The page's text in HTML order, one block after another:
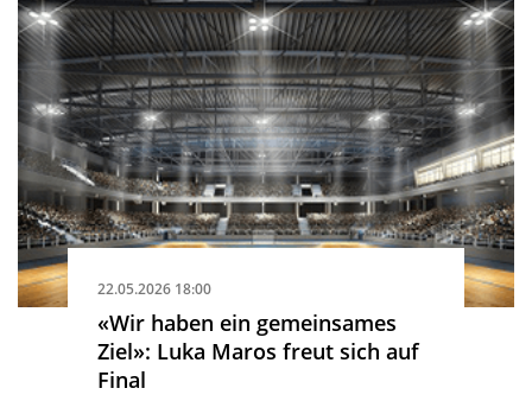
22.05.2026 18:00
«Wir haben ein gemeinsames
Ziel»: Luka Maros freut sich auf
Final